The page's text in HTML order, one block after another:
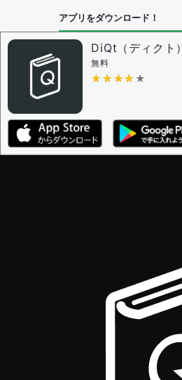
アプリをダウンロード！
DiQt（ディクト）
無料
★★★★★
★★★★★